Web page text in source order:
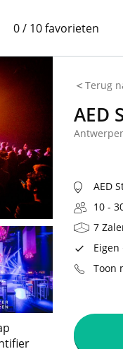
0/ 10 favorieten
Terug
AED
AED
10 -
7
Toon